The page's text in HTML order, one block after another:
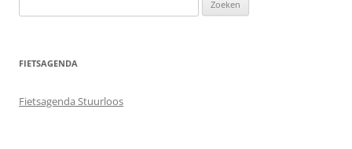
naar:
FIETSAGENDA
Fietsagenda Stuurloos